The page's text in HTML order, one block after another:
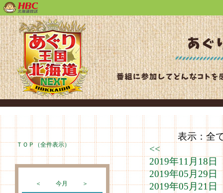
ＴＯＰ（全件表示）
＜ 今月 ＞
表示：全て
<<
2019年11月18
2019年05月29
2019年05月21